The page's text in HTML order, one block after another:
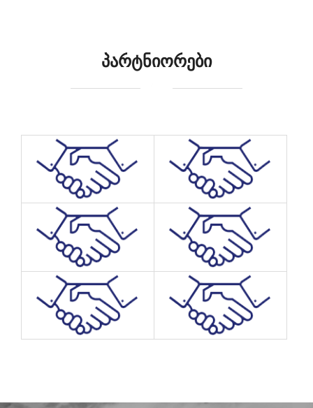
ᲞᲐᲠᲢᲜᲘᲝᲠᲔᲑᲘ